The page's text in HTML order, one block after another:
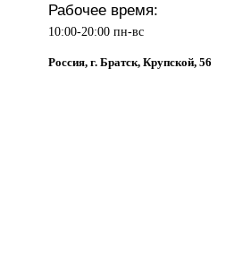
Рабочее время:
10:00-20:00 пн-вс
Россия, г. Братск, Крупской, 56